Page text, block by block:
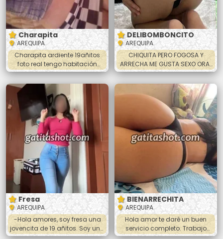
Charapita
AREQUIPA
Charapita ardiente 19añitos
foto real tengo habitación
privada 24horas
DELIBOMBONCITO
AREQUIPA
CHIQUITA PERO FOGOSA Y
ARRECHA ME GUSTA SEXO ORAL
MUTUO Hola mi amor ando
súper caliente con ganas de
hacer el amor estoy disponible
en Arequipa . Soy linda
jovencita de piel suave tengo 21
añitos CULONCITA 🍑🤤Amor te
espero para que me goses
completamente doy besos
apasionados me dejo
acariciar todo el cuerpo me
puedes hacer la sopita
Fresa
AREQUIPA
-Hola amores, soy fresa una
jovencita de 19 añitos. Soy una
peruana hermosa y muy
BIENARRECHITA
AREQUIPA
Hola amor te daré un buen
servicio completo. Trabajo
para ayudar a mi familia y por